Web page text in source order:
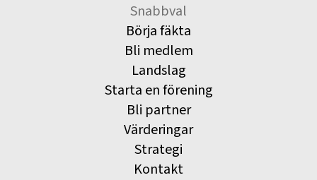
Snabbval
Börja fäkta
Bli medlem
Landslag
Starta en förening
Bli partner
Värderingar
Strategi
Kontakt